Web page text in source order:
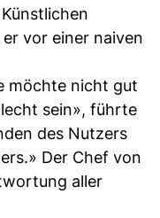
vor einer naiven
möchte nicht gut
sein», führte
des Nutzers
Der Chef von
aller